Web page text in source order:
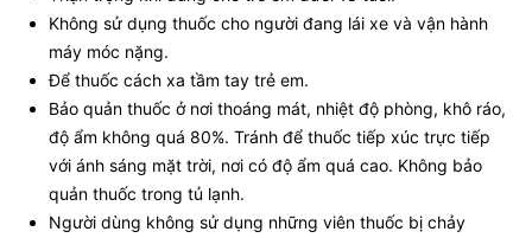
Không sử dụng thuốc cho người đang lái xe và vận hành
máy móc nặng.
Để thuốc cách xa tầm tay trẻ em.
Bảo quản thuốc ở nơi thoáng mát, nhiệt độ phòng, khô ráo,
độ ẩm không quá 80%. Tránh để thuốc tiếp xúc trực tiếp
với ánh sáng mặt trời, nơi có độ ẩm quá cao. Không bảo
quản thuốc trong tủ lạnh.
Người dùng không sử dụng những viên thuốc bị chảy